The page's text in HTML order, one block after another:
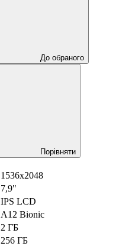
До обраного
Порівняти
1536х2048
7,9"
IPS LCD
A12 Bionic
2 ГБ
256 ГБ